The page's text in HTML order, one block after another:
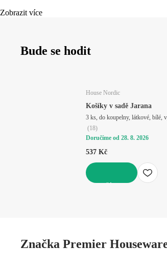
Zobrazit více
Bude se hodit
House Nordic
Košíky v sadě Jarana
3 ks, do koupelny, látkové, bílé,
(18)
Doručíme od 28. 8. 2026
537 Kč
Značka Premier